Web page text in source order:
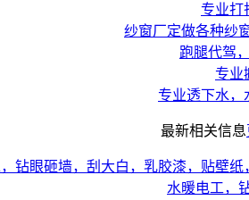
专业打
纱窗厂定做各种纱
跑腿代驾
专业
专业透下水，
最新相关信息
水暖电工，